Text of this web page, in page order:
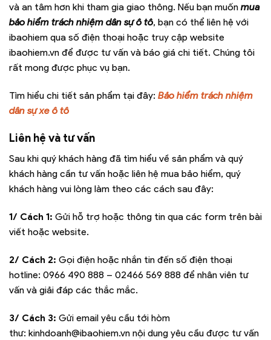
và an tâm hơn khi tham gia giao thông. Nếu bạn muốn mua
bảo hiểm trách nhiệm dân sự ô tô, bạn có thể liên hệ với
ibaohiem qua số điện thoại hoặc truy cập website
ibaohiem.vn để được tư vấn và báo giá chi tiết. Chúng tôi
rất mong được phục vụ bạn.
Tìm hiểu chi tiết sản phẩm tại đây: Bảo hiểm trách nhiệm
dân sự xe ô tô
Liên hệ và tư vấn
Sau khi quý khách hàng đã tìm hiểu về sản phẩm và quý
khách hàng cần tư vấn hoặc liên hệ mua bảo hiểm, quý
khách hàng vui lòng làm theo các cách sau đây:
1/ Cách 1: Gửi hỗ trợ hoặc thông tin qua các form trên bài
viết hoặc website.
2/ Cách 2: Gọi điện hoặc nhắn tin đến số điện thoại
hotline: 0966 490 888 – 02466 569 888 để nhân viên tư
vấn và giải đáp các thắc mắc.
3/ Cách 3: Gửi email yêu cầu tới hòm
thư: kinhdoanh@ibaohiem.vn nội dung yêu cầu được tư vấn